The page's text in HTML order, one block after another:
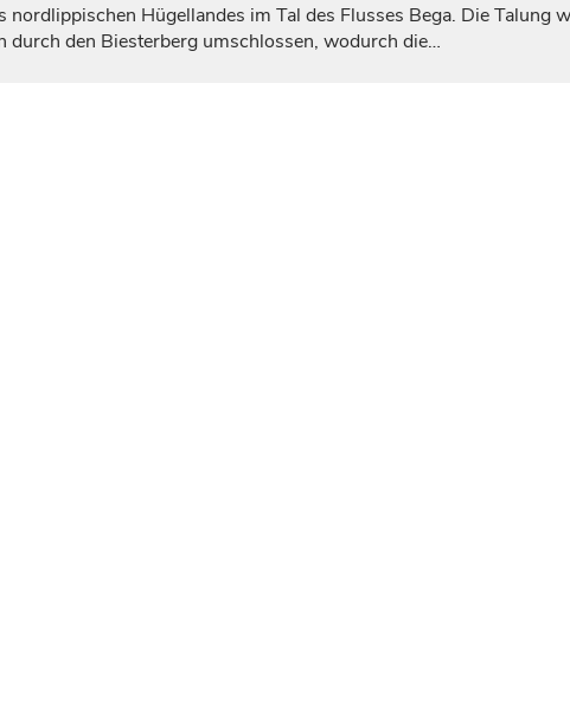
Hügellandes im Tal des Flusses Bega. Die Talung
durch den Biesterberg umschlossen, wodurch die…